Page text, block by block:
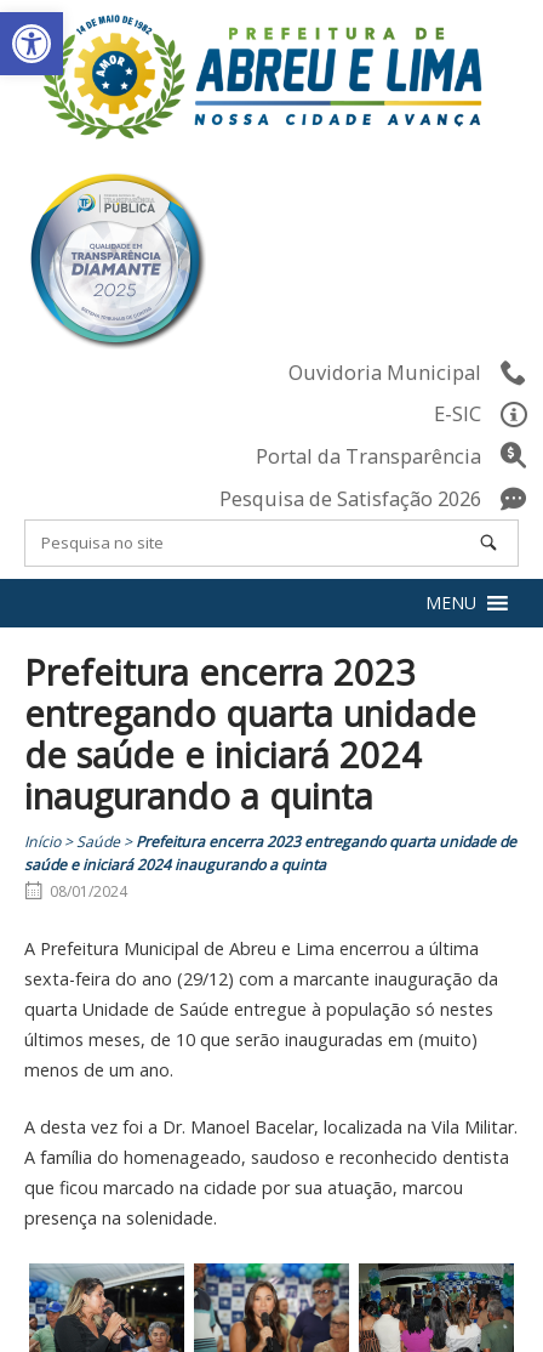
Abrir a barra de ferramentas
Skip
to
content
Ouvidoria Municipal
E-SIC
Portal da Transparência
Pesquisa de Satisfação 2026
MENU
Prefeitura encerra 2023
entregando quarta unidade
de saúde e iniciará 2024
inaugurando a quinta
Início>Saúde>Prefeitura encerra 2023 entregando quarta unidade de
saúde e iniciará 2024 inaugurando a quinta
08/01/2024
A Prefeitura Municipal de Abreu e Lima encerrou a última
sexta-feira do ano (29/12) com a marcante inauguração da
quarta Unidade de Saúde entregue à população só nestes
últimos meses, de 10 que serão inauguradas em (muito)
menos de um ano.
A desta vez foi a Dr. Manoel Bacelar, localizada na Vila Militar.
A família do homenageado, saudoso e reconhecido dentista
que ficou marcado na cidade por sua atuação, marcou
presença na solenidade.